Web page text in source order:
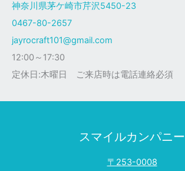
様
神奈川県茅ケ崎市芹沢5450-23
0467-80-2657
jayrocraft101@gmail.com
12:00～17:30
定休日:木曜日 ご来店時は電話連絡必須
スマイルカンパニー
〒253-0008